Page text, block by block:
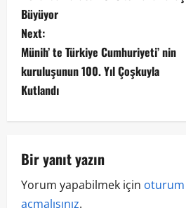
Büyüyor
Next:
Münih’ te Türkiye Cumhuriyeti’ nin
kuruluşunun 100. Yıl Çoşkuyla
Kutlandı
Bir yanıt yazın
Yorum yapabilmek için oturum
açmalısınız.